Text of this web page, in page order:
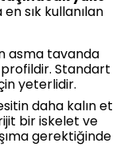
sık kullanılan
asma tavanda
profildir. Standart
yeterlidir.
daha kalın et
bir iskelet ve
gerektiğinde